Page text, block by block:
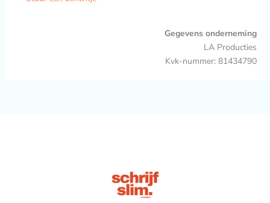
Gegevens onderneming
LA Producties
Kvk-nummer: 81434790